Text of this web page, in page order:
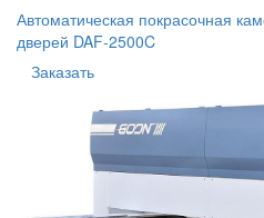
Автоматическая покрасочная
дверей DAF-2500C
Заказать